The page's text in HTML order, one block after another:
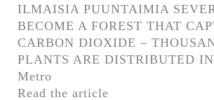
ILMAISIA PUUNTAIMIA
BECOME A FOREST THAT
CARBON DIOXIDE –
PLANTS ARE DISTRIBUTED
Metro
Read the article